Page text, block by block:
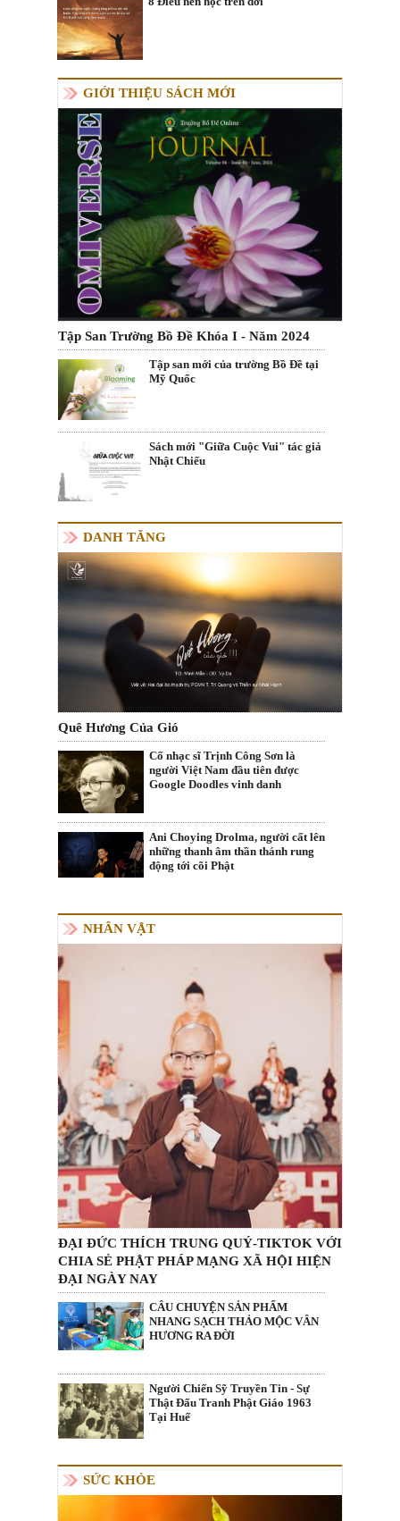
GIỚI THIỆU SÁCH MỚI
Tập San Trường Bồ Đề Khóa I - Năm 2024
Tập san mới của trường Bồ Đề tại
Mỹ Quốc
Sách mới "Giữa Cuộc Vui" tác giả
Nhật Chiếu
DANH TĂNG
Quê Hương Của Gió
Cố nhạc sĩ Trịnh Công Sơn là
người Việt Nam đầu tiên được
Google Doodles vinh danh
Ani Choying Drolma, người cất lên
những thanh âm thần thánh rung
động tới cõi Phật
NHÂN VẬT
ĐẠI ĐỨC THÍCH TRUNG QUÝ-TIKTOK VỚI
CHIA SẺ PHẬT PHÁP MẠNG XÃ HỘI HIỆN
ĐẠI NGÀY NAY
CÂU CHUYỆN SẢN PHẨM
NHANG SẠCH THẢO MỘC VÂN
HƯƠNG RA ĐỜI
Người Chiến Sỹ Truyền Tin - Sự
Thật Đấu Tranh Phật Giáo 1963
Tại Huế
SỨC KHỎE